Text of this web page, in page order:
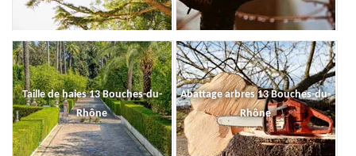
Taille de haies 13 Bouches-du-
Rhône
Abattage arbres 13 Bouches-du-
Rhône